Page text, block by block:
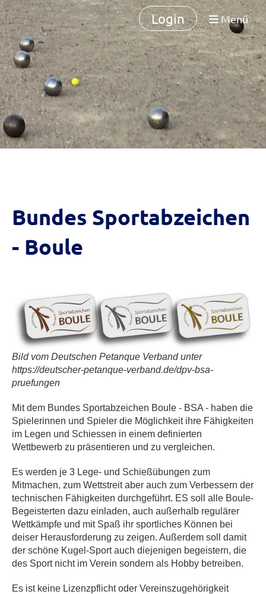
Login Menü
Bundes Sportabzeichen
- Boule
Bild vom Deutschen Petanque Verband unter
https://deutscher-petanque-verband.de/dpv-bsa-
pruefungen
Mit dem Bundes Sportabzeichen Boule - BSA - haben die
Spielerinnen und Spieler die Möglichkeit ihre Fähigkeiten
im Legen und Schiessen in einem definierten
Wettbewerb zu präsentieren und zu vergleichen.
Es werden je 3 Lege- und Schießübungen zum
Mitmachen, zum Wettstreit aber auch zum Verbessern der
technischen Fähigkeiten durchgeführt. ES soll alle Boule-
Begeisterten dazu einladen, auch außerhalb regulärer
Wettkämpfe und mit Spaß ihr sportliches Können bei
deiser Herausforderung zu zeigen. Außerdem soll damit
der schöne Kugel-Sport auch diejenigen begeistern, die
des Sport nicht im Verein sondern als Hobby betreiben.
Es ist keine Lizenzpflicht oder Vereinszugehörigkeit